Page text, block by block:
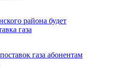
района будет
газа
газа абонентам